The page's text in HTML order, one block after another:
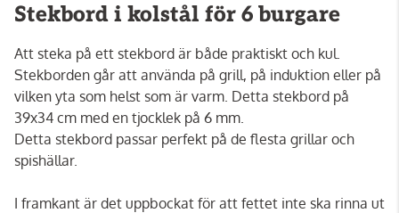
Stekbord i kolstål för 6 burgare
Att steka på ett stekbord är både praktiskt och kul.
Stekborden går att använda på grill, på induktion eller på
vilken yta som helst som är varm. Detta stekbord på
39x34 cm med en tjocklek på 6 mm.
Detta stekbord passar perfekt på de flesta grillar och
spishällar.
I framkant är det uppbockat för att fettet inte ska rinna ut